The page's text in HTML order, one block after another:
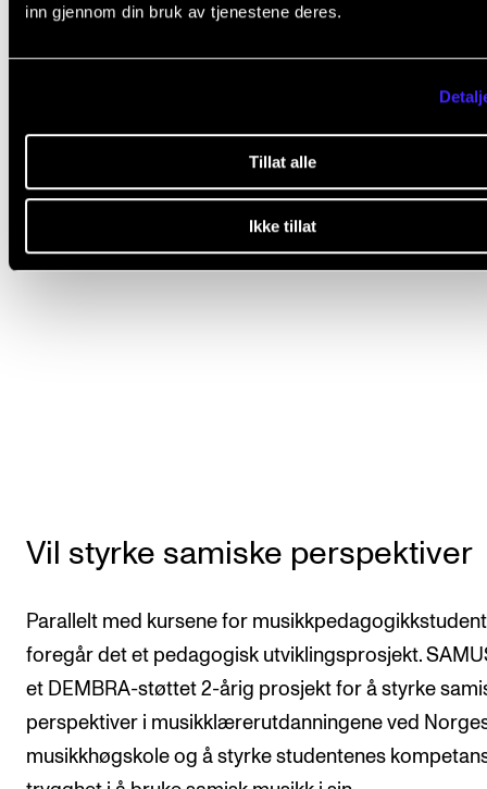
inn gjennom din bruk av tjenestene deres.
Tillat alle
Ikke tillat
Vil styrke samiske perspektiver
Parallelt med kursene for
foregår det et pedagogisk utviklingsprosjekt.
et DEMBRA-støttet 2-årig prosjekt for å styrke
perspektiver i musikklærerutdanningene ved
musikkhøgskole og å styrke studentenes